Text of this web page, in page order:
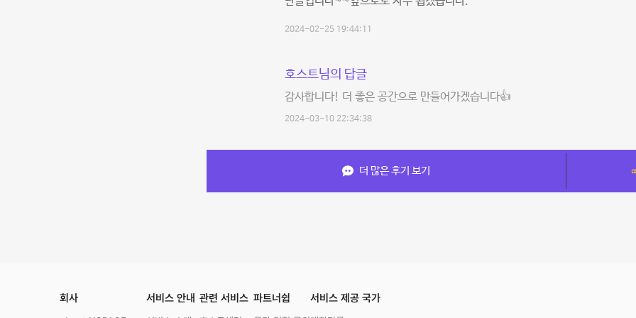
2024-02-25 19:44:11
호스트님의 답글
감사합니다! 더 좋은 공간으로 만들어가겠습니다👍
2024-03-10 22:34:38
더 많은 후기 보기
회사 서비스 안내 관련 서비스 파트너쉽 서비스 제공 국가